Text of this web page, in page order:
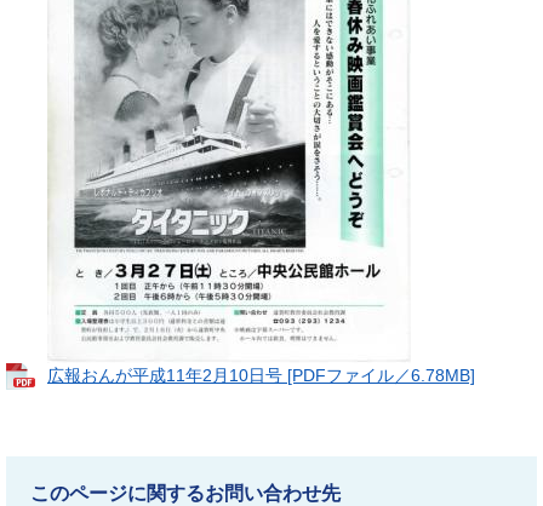
広報おんが平成11年2月10日号 [PDFファイル／6.78MB]
このページに関するお問い合わせ先